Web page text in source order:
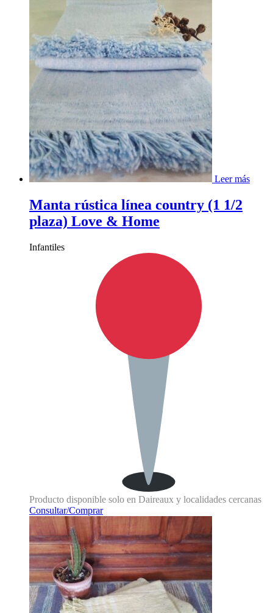
Leer más
Manta rústica línea country (1 1/2
plaza) Love & Home
Infantiles
Producto disponible solo en Daireaux y localidades cercanas
Consultar/Comprar